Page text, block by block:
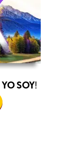
YO SOY!